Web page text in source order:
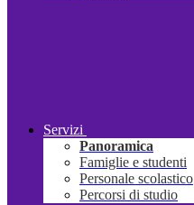
Servizi
Panoramica
Famiglie e studenti
Personale scolastico
Percorsi di studio